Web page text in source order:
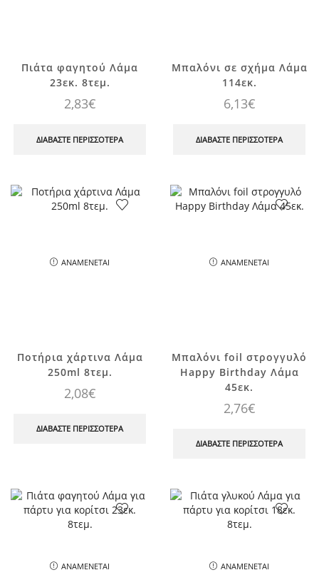
Πιάτα φαγητού Λάμα
23εκ. 8τεμ.
2,83€
ΔΙΑΒΆΣΤΕ ΠΕΡΙΣΣΌΤΕΡΑ
Μπαλόνι σε σχήμα Λάμα
114εκ.
6,13€
ΔΙΑΒΆΣΤΕ ΠΕΡΙΣΣΌΤΕΡΑ
ΑΝΑΜΈΝΕΤΑΙ
Ποτήρια χάρτινα Λάμα
250ml 8τεμ.
2,08€
ΔΙΑΒΆΣΤΕ ΠΕΡΙΣΣΌΤΕΡΑ
ΑΝΑΜΈΝΕΤΑΙ
Μπαλόνι foil στρογγυλό
Happy Birthday Λάμα
45εκ.
2,76€
ΔΙΑΒΆΣΤΕ ΠΕΡΙΣΣΌΤΕΡΑ
ΑΝΑΜΈΝΕΤΑΙ ΑΝΑΜΈΝΕΤΑΙ